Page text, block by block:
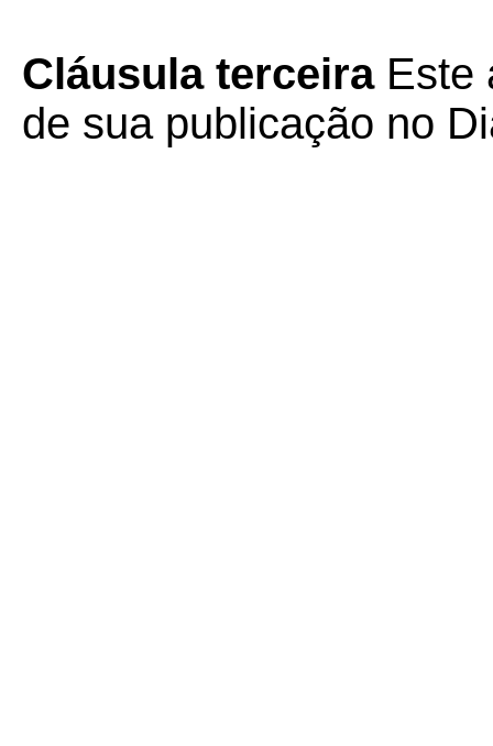
Cláusula terceira Este
de sua publicação no